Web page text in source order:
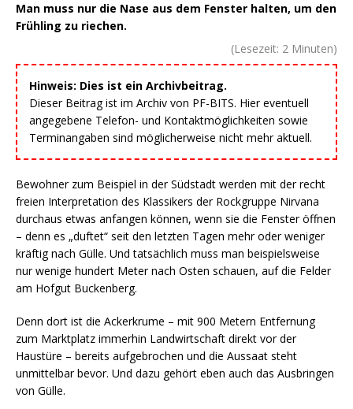
Man muss nur die Nase aus dem Fenster halten, um den
Frühling zu riechen.
(Lesezeit: 2 Minuten)
Hinweis: Dies ist ein Archivbeitrag.
Dieser Beitrag ist im Archiv von PF-BITS. Hier eventuell
angegebene Telefon- und Kontaktmöglichkeiten sowie
Terminangaben sind möglicherweise nicht mehr aktuell.
Bewohner zum Beispiel in der Südstadt werden mit der recht
freien Interpretation des Klassikers der Rockgruppe Nirvana
durchaus etwas anfangen können, wenn sie die Fenster öffnen
– denn es „duftet“ seit den letzten Tagen mehr oder weniger
kräftig nach Gülle. Und tatsächlich muss man beispielsweise
nur wenige hundert Meter nach Osten schauen, auf die Felder
am Hofgut Buckenberg.
Denn dort ist die Ackerkrume – mit 900 Metern Entfernung
zum Marktplatz immerhin Landwirtschaft direkt vor der
Haustüre – bereits aufgebrochen und die Aussaat steht
unmittelbar bevor. Und dazu gehört eben auch das Ausbringen
von Gülle.